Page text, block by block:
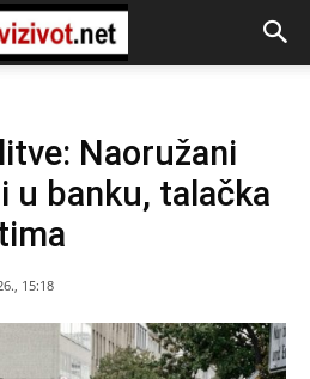
Naoružani
u banku, talačka
15:18